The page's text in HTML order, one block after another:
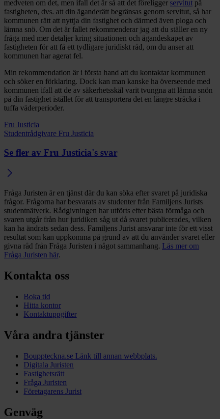
medveten om det, men ifall det är så att det föreligger servitut på
fastigheten, dvs. att din äganderätt begränsas genom servitut, så har
kommunen rätt att nyttja din fastighet och därmed även ploga och
lämna snö. Om det är fallet rekommenderar jag att du ställer en ny
fråga med mer detaljer kring situationen och ägandeskapet av
fastigheten för att få ett tydligare juridiskt råd, om du anser att
kommunen har agerat fel.
Min rekommendation är i första hand att du kontaktar kommunen
och söker en förklaring. Dock kan man kanske ha överseende med
kommunen ifall att de av säkerhetsskäl varit tvungna att lämna snön
på din fastighet istället för att transportera det en längre sträcka i
tuffa väderperioder.
Fru Justicia
Studentrådgivare Fru Justicia
Se fler av Fru Justicia's svar
Fråga Juristen är en tjänst där du kan söka efter svaret på juridiska
frågor. Frågorna har besvarats av studenter från Familjens Jurists
studentnätverk. Rådgivningen har utförts efter bästa förmåga och
svaren utgår från hur juridiken såg ut då svaret publicerades, vilken
kan ha ändrats sedan dess. Familjens Jurist ansvarar inte för ett visst
resultat som kan uppkomma på grund av att du använder svaret eller
givna råd från Fråga Juristen i något sammanhang. Läs mer om
Fråga Juristen här.
Kontakta oss
Boka tid
Hitta kontor
Kontaktuppgifter
Våra andra tjänster
Bouppteckna.se Länk till annan webbplats.
Digitala Juristen
Fastighetsrätt
Fråga Juristen
Företagarens Jurist
Genväg